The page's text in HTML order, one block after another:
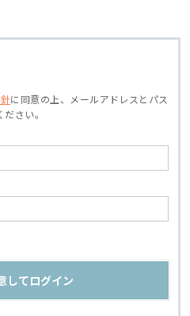
に同意の上、
メールアドレスとパス
さい。